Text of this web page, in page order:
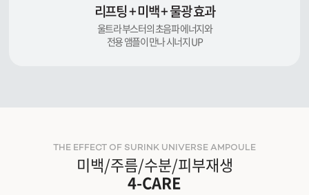
리프팅 + 미백 + 물광 효과
울트라 부스터의 초음파 에너지와
전용 앰플이 만나 시너지 UP
THE EFFECT OF SURINK UNIVERSE AMPOULE
미백/주름/수분/피부재생
4-CARE